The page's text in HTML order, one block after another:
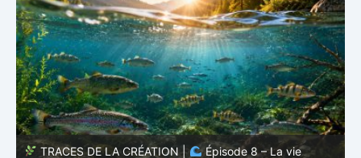
TRACES DE LA CRÉATION |
Épisode 7: La vie cachée